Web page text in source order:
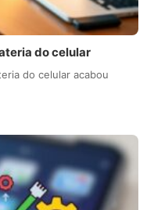
do celular
do celular acabou